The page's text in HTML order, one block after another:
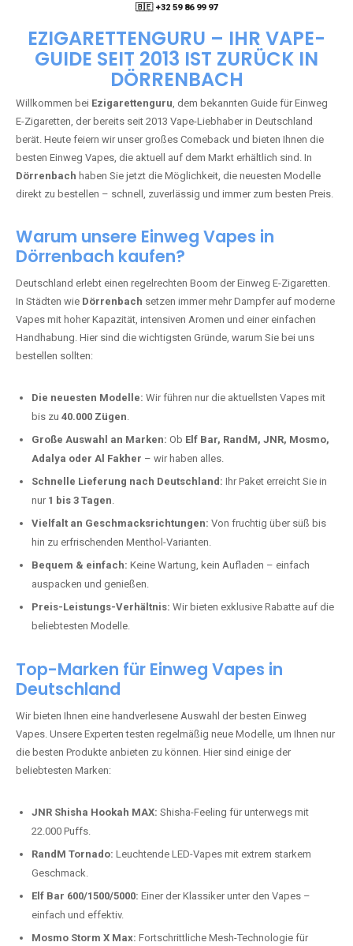
GUIDE SEIT 2013 IST ZURÜCK IN
DÖRRENBACH
Willkommen bei Ezigarettenguru, dem bekannten Guide für Einweg
E-Zigaretten, der bereits seit 2013 Vape-Liebhaber in Deutschland
berät. Heute feiern wir unser großes Comeback und bieten Ihnen die
besten Einweg Vapes, die aktuell auf dem Markt erhältlich sind. In
Dörrenbachhaben Sie jetzt die Möglichkeit, die neuesten Modelle
direkt zu bestellen – schnell, zuverlässig und immer zum besten Preis.
Warum unsere Einweg Vapes in
Deutschland erlebt einen regelrechten Boom der Einweg E-Zigaretten.
In Städten wieDörrenbachsetzen immer mehr Dampfer auf moderne
Vapes mit hoher Kapazität, intensiven Aromen und einer einfachen
Handhabung. Hier sind die wichtigsten Gründe, warum Sie bei uns
bestellen sollten:
Die neuesten Modelle:
Große Auswahl an Marken:ObElf Bar, RandM, JNR, Mosmo,
Adalya oder Al Fakher
Schnelle Lieferung nach Deutschland: Ihr Paket erreicht Sie in
nur1 bis 3 Tagen.
Vielfalt an Geschmacksrichtungen:Von fruchtig über süß bis
hin zu erfrischenden Menthol-Varianten.
Bequem & einfach:Keine Wartung, kein Aufladen – einfach
auspacken und genießen.
Preis-Leistungs-Verhältnis:Wir bieten exklusive Rabatte auf die
beliebtesten Modelle.
Top-Marken für Einweg Vapes in
Wir bieten Ihnen eine handverlesene Auswahl der besten Einweg
Vapes. Unsere Experten testen regelmäßig neue Modelle, um Ihnen nur
die besten Produkte anbieten zu können. Hier sind einige der
JNR Shisha Hookah MAX:
RandM Tornado:Leuchtende LED-Vapes mit extrem starkem
Geschmack.
Elf Bar 600/1500/5000:Einer der Klassiker unter den Vapes –
einfach und effektiv.
Mosmo Storm X Max:Fortschrittliche Mesh-Technologie für
intensivere Aromen.
Adalya Einweg Vapes:Perfekt für Fans von Premium-Shisha-